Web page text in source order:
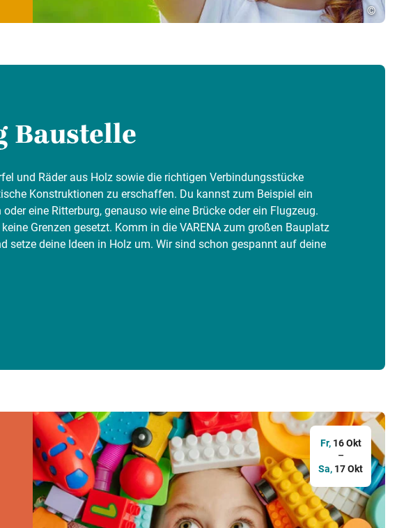
©
Baustelle
und Räder aus Holz sowie die richtigen Verbindungsstücke
Konstruktionen zu erschaffen. Du kannst zum Beispiel ein
eine Ritterburg, genauso wie eine Brücke oder ein Flugzeug.
Grenzen gesetzt. Komm in die VARENA zum großen Bauplatz
setze deine Ideen in Holz um. Wir sind schon gespannt auf deine
Fr,16 Okt
–
Sa, 17 Okt